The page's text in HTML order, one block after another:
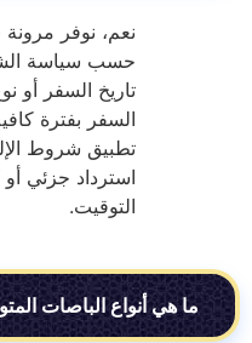
نعم، نوفر مرونة في
حسب سياسة الشركة.
تاريخ السفر أو نوع الباقة
السفر بفترة كافية. للإلغاء،
تطبيق شروط الإلغاء
استرداد جزئي أو كامل
أنواع الباصات المتوفرة؟